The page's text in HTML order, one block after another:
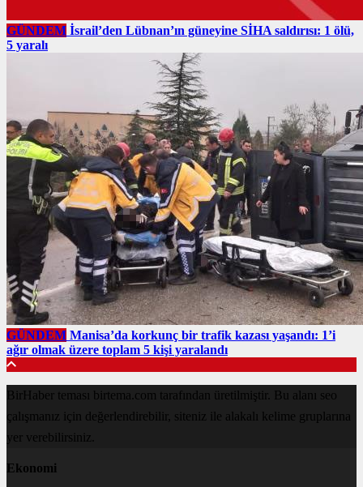
GÜNDEM İsrail’den Lübnan’ın güneyine SİHA saldırısı: 1 ölü,
5 yaralı
GÜNDEM Manisa’da korkunç bir trafik kazası yaşandı: 1’i
ağır olmak üzere toplam 5 kişi yaralandı
BirHaber teması birtema.com tarafından üretilmiştir. Bu alanı seo
çalışmanız için değerlendirebilir, siteniz ile alakalı kelime gruplarına
yer verebilirsiniz.
Ekonomi